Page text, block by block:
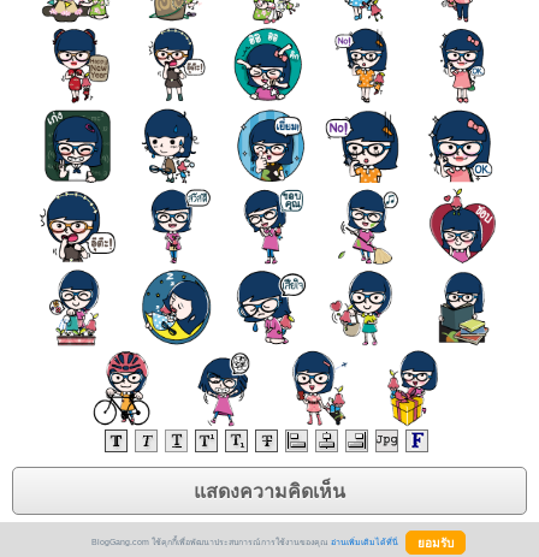
BlogGang.com ใช้คุกกี้เพื่อพัฒนาประสบการณ์การใช้งานของคุณ อ่านเพิ่มเติมได้ที่นี่